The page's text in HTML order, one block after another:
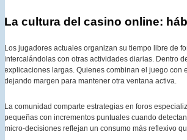
La cultura del casino online:
Los jugadores actuales organizan su tiempo libre de
intercalándolas con otras actividades diarias. Dentro
explicaciones largas. Quienes combinan el juego
dejando margen para mantener otra ventana activa.
La comunidad comparte estrategias en foros
pequeñas con incrementos puntuales cuando
micro-decisiones reflejan un consumo más reflexivo